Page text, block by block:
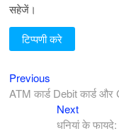
सहेजें।
पोस्ट
नेविगेशन
Previous
post:
ATM कार्ड Debit कार्ड और
NextNext
post:
धनियां के